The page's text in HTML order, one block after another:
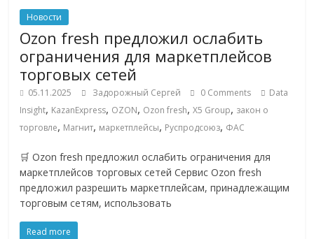
Новости
Ozon fresh предложил ослабить
ограничения для маркетплейсов
торговых сетей
05.11.2025 Задорожный Сергей 0 Comments
Data
Insight, KazanExpress, OZON, Ozon fresh,X5 Group, закон о
торговле, Магнит, маркетплейсы, Руспродсоюз, ФАС
🛒 Ozon fresh предложил ослабить ограничения для
маркетплейсов торговых сетей Сервис Ozon fresh
предложил разрешить маркетплейсам, принадлежащим
торговым сетям, использовать
Read more